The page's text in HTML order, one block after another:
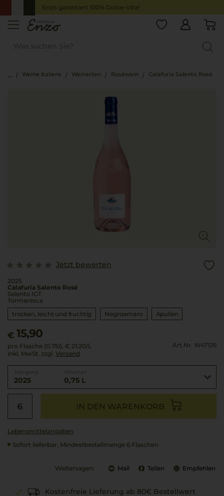
Enzo garantiert 100% Dolce-Vita!
Weine Italiens Weinarten Roséwein Calafuria Salento Rosé
Jetzt bewerten
2025
Calafuria Salento Rosé
Salento IGT
Tormaresca
trocken, leicht und fruchtig
Negroamaro Apulien
€ 15,90
pro Flasche (0.75l), € 21,20/L
inkl. MwSt. zzgl. Versand
Art.Nr. W47126
2025 0,75 L
IN DEN WARENKORB
Lebensmittel­angaben
Sofort lieferbar, Mindestbestellmenge 6 Flaschen
Weitersagen: Mail Teilen Empfehlen
Kostenfreie Lieferung ab 80€ Bestellwert